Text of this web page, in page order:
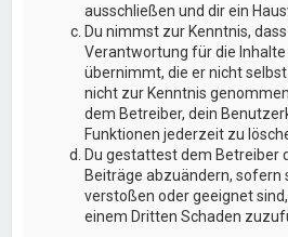
ausschließen und dir ein
Du nimmst zur Kenntnis,
Verantwortung für die
übernimmt, die er nicht
nicht zur Kenntnis
dem Betreiber, dein
Funktionen jederzeit zu
Du gestattest dem Betreiber
Beiträge abzuändern, sofern
verstoßen oder geeignet
einem Dritten Schaden